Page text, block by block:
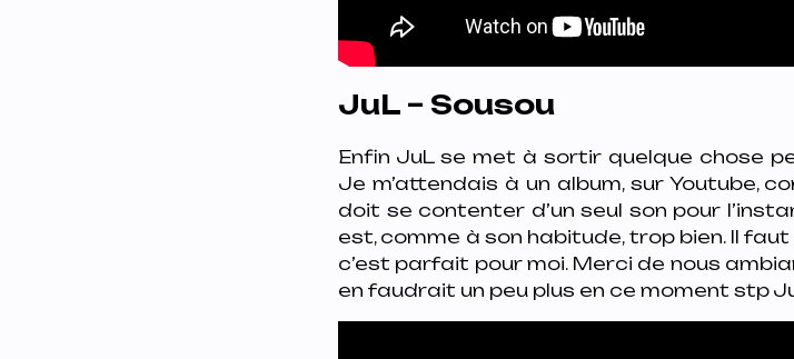
JuL – Sousou
Enfin JuL se met à sortir quelque chose
Je m’attendais à un album, sur Youtube,
doit se contenter d’un seul son pour
est, comme à son habitude, trop bien. Il
c’est parfait pour moi. Merci de nous
en faudrait un peu plus en ce moment stp